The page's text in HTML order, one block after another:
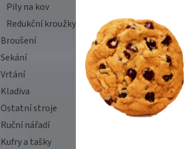
Pily na kov
Redukční kroužky
Broušení
Sekání
Vrtání
Kladiva
Ostatní stroje
Ruční nářadí
Kufry a tašky